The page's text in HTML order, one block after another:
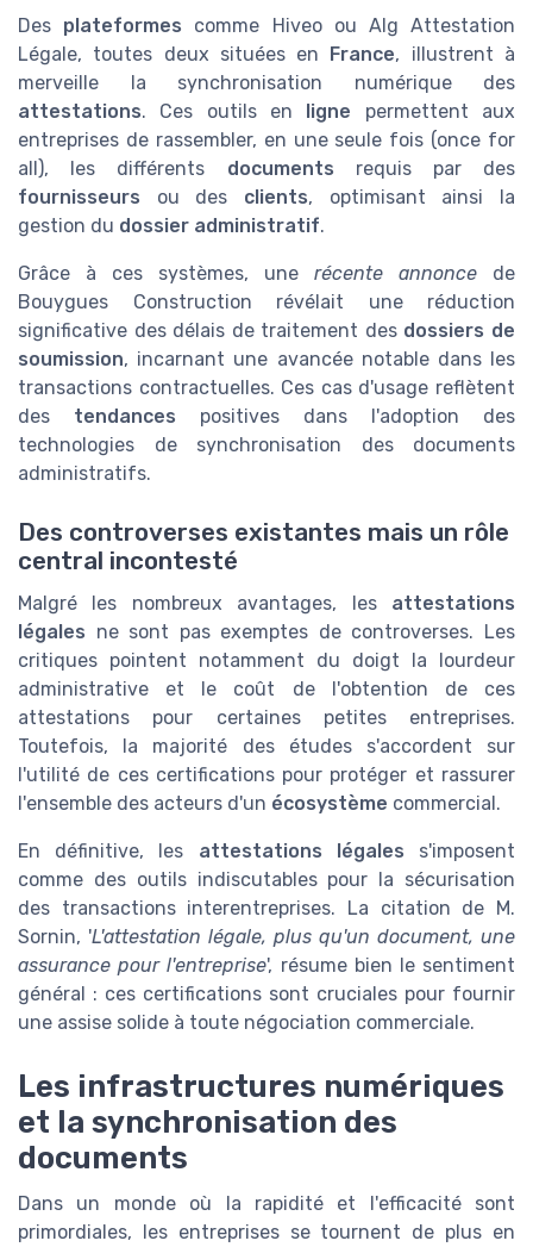
Des plateformes comme Hiveo ou Alg Attestation
Légale, toutes deux situées en
France, illustrent à
merveille la synchronisation numérique des
attestations. Ces outils en ligne permettent aux
entreprises de rassembler, en une seule fois (once for
all), les différents documents requis par des
fournisseurs ou des clients, optimisant ainsi la
gestion du dossier administratif.
Grâce à ces systèmes, une récente annonce de
Bouygues Construction révélait une réduction
significative des délais de traitement des dossiers de
soumission, incarnant une avancée notable dans les
transactions contractuelles. Ces cas d'usage reflètent
des tendances positives dans l'adoption des
technologies de synchronisation des documents
administratifs.
Des controverses existantes mais un rôle
central incontesté
Malgré les nombreux avantages, les attestations
légales ne sont pas exemptes de controverses. Les
critiques pointent notamment du doigt la lourdeur
administrative et le coût de l'obtention de ces
attestations pour certaines petites entreprises.
Toutefois, la majorité des études s'accordent sur
l'utilité de ces certifications pour protéger et rassurer
l'ensemble des acteurs d'un écosystème commercial.
En définitive, les attestations légales s'imposent
comme des outils indiscutables pour la sécurisation
des transactions interentreprises. La citation de M.
Sornin, 'L'attestation légale, plus qu'un document, une
assurance pour l'entreprise', résume bien le sentiment
général : ces certifications sont cruciales pour fournir
une assise solide à toute négociation commerciale.
Les infrastructures numériques
et la synchronisation des
documents
Dans un monde où la rapidité et l'efficacité sont
primordiales, les entreprises se tournent de plus en